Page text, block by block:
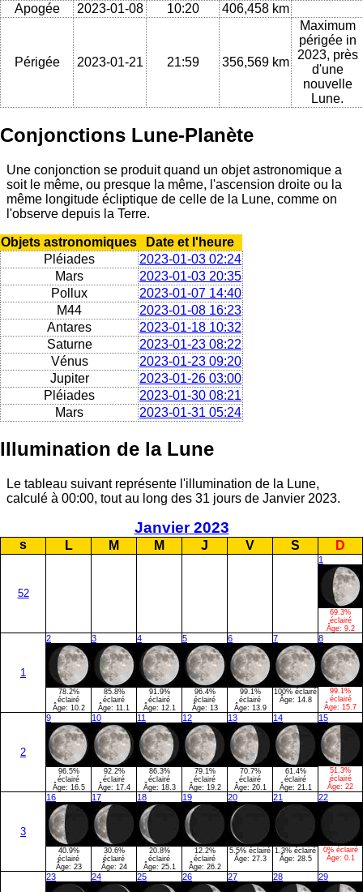
Apogée
2023-01-08 10:20 406,458 km
Périgée 2023-01-21 21:59 356,569 km
Maximum
périgée in
2023, près
d'une
nouvelle
Lune.
Conjonctions Lune-Planète
Une conjonction se produit quand un objet astronomique a
soit le même, ou presque la même, l'ascension droite ou la
même longitude écliptique de celle de la Lune, comme on
l'observe depuis la Terre.
Objets astronomiques
Date et l'heure
Pléiades
2023-01-03 02:24
Mars
2023-01-03 20:35
Pollux
2023-01-07 14:40
M44
2023-01-08 16:23
Antares
2023-01-18 10:32
Saturne
2023-01-23 08:22
Vénus
2023-01-23 09:20
Jupiter
2023-01-26 03:00
Pléiades
2023-01-30 08:21
Mars
2023-01-31 05:24
Illumination de la Lune
Le tableau suivant représente l'illumination de la Lune,
calculé à 00:00, tout au long des 31 jours de Janvier 2023.
Janvier 2023
s L M M J V S D
52
1
69.3%
éclairé
Âge: 9.2
1
2
78.2%
éclairé
Âge: 10.2
3
85.8%
éclairé
Âge: 11.1
4
91.9%
éclairé
Âge: 12.1
5
96.4%
éclairé
Âge: 13
6
99.1%
éclairé
Âge: 13.9
7
100% éclairé
Âge: 14.8
8
99.1%
éclairé
Âge: 15.7
2
9
96.5%
éclairé
Âge: 16.5
10
92.2%
éclairé
Âge: 17.4
11
86.3%
éclairé
Âge: 18.3
12
79.1%
éclairé
Âge: 19.2
13
70.7%
éclairé
Âge: 20.1
14
61.4%
éclairé
Âge: 21.1
15
51.3%
éclairé
Âge: 22
3
16
40.9%
éclairé
Âge: 23
17
30.6%
éclairé
Âge: 24
18
20.8%
éclairé
Âge: 25.1
19
12.2%
éclairé
Âge: 26.2
20
5.5% éclairé
Âge: 27.3
21
1.3% éclairé
Âge: 28.5
22
0% éclairé
Âge: 0.1
23 24 25 26 27 28 29